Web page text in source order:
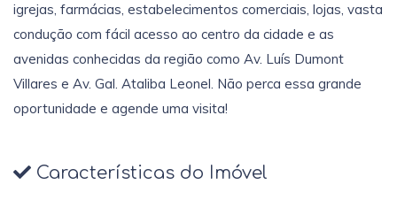
igrejas, farmácias, estabelecimentos comerciais, lojas, vasta
condução com fácil acesso ao centro da cidade e as
avenidas conhecidas da região como Av. Luís Dumont
Villares e Av. Gal. Ataliba Leonel. Não perca essa grande
oportunidade e agende uma visita!
Características do Imóvel